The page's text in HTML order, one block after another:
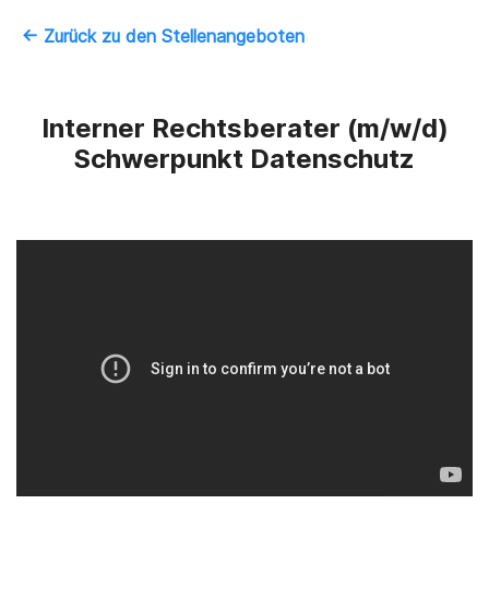
← Zurück zu den Stellenangeboten
Interner Rechtsberater (m/w/d)
Schwerpunkt Datenschutz